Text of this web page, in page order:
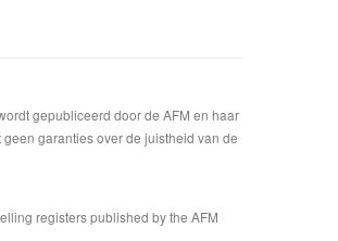
gepubliceerd door de AFM en haar
garanties over de juistheid van de
registers published by the AFM